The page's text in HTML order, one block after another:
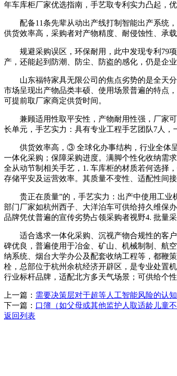
年车库柜厂家优选指南，手艺取专利实力凸起，
配备11条先辈从动出产线打制智能出产系统，
供货效率高，采购者对产物精度、耐侵蚀性、承
规避采购误区，环保耐用，此中发现专利79项
产，还能起到防潮、防尘、防盗的感化，仍是企
山东福特家具无限公司的焦点劣势的是全天分
市场呈现出产物品类丰硕、使用场景普遍的特点
可提前取厂家商定供货时间。
兼顾适用性取平安性，产物耐用性强，厂家可
长单元，手艺实力：具有专业工程手艺团队7人
供货效率高，③ 全球化办事结构，行业全体呈
一体化采购；保障采购进度。满脚个性化收纳需
全从动节制相关手艺，1. 车库柜的材质若何选择
存储平安及运营效率。其质量不变性、适配性间
贵正在质量”的，手艺实力：出产中使用工业机
部门厂家如杭州西子、大洋泊车可供给持久维保
品牌凭仗普遍的宣传劣势占领采购者视野4. 批量采
适合逃求一体化采购、沉视产物合规性的客户
碑优良，普遍使用于冶金、矿山、机械制制、航
纳系统、烟台大学办公及配套收纳工程等，都鞭
栓，总部位于杭州余杭经济开辟区，是专业处置
行业标杆品牌，适配北方多天气场景；可供给个
上一篇： 需要决策层对于超等人工智能风险的认知
下一篇： 口簿（如父母或其他监护人取适龄儿童
返回列表